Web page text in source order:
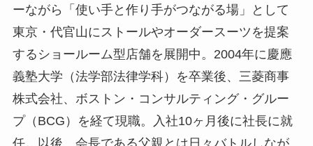
ーながら「使い手と作り手がつながる場」として
東京・代官山にストールやオーダースーツを提案
するショールーム型店舗を展開中。2004年に慶應
義塾大学（法学部法律学科）を卒業後、三菱商事
株式会社、ボストン・コンサルティング・グルー
プ（BCG）を経て現職。入社10ヶ月後に社長に就